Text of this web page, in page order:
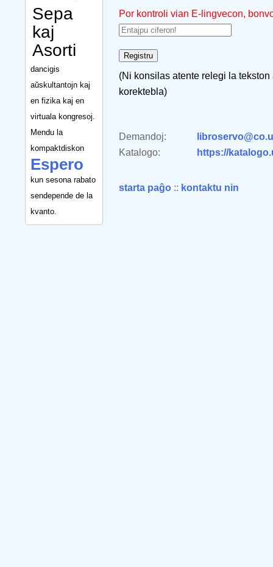
Sepa
kaj
Asorti
dancigis
aŭskultantojn kaj
en fizika kaj en
virtuala kongresoj.
Mendu la
kompaktdiskon
Espero
kun sesona rabato
sendepende de la
kvanto.
Por kontroli vian E-lingvecon,
(Ni konsilas atente relegi la
korektebla)
Demandoj:
Katalogo:
https://
starta paĝo :: kontaktu nin